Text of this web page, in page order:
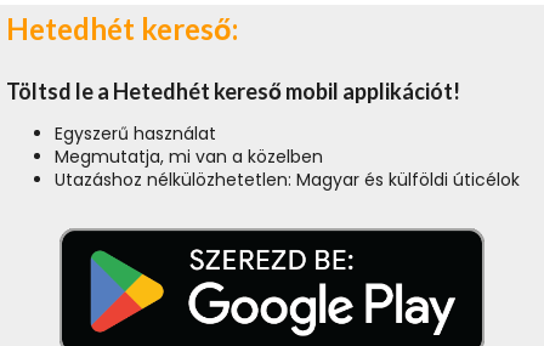
Hetedhét kereső:
Töltsd le a Hetedhét kereső mobil applikációt!
Egyszerű használat
Megmutatja, mi van a közelben
Utazáshoz nélkülözhetetlen: Magyar és külföldi úticélok